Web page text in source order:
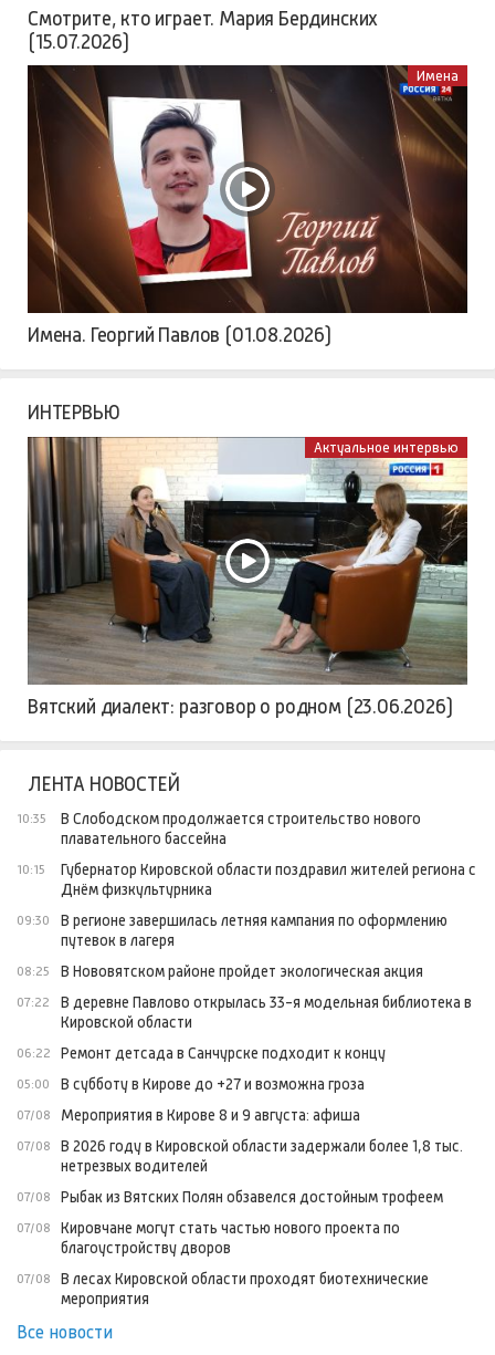
Смотрите, кто играет. Мария Бердинских
(15.07.2026)
Имена
Имена. Георгий Павлов (01.08.2026)
ИНТЕРВЬЮ
Актуальное интервью
Вятский диалект: разговор о родном (23.06.2026)
ЛЕНТА НОВОСТЕЙ
10:35
В Слободском продолжается строительство нового
плавательного бассейна
10:15
Губернатор Кировской области поздравил жителей региона с
Днём физкультурника
09:30
В регионе завершилась летняя кампания по оформлению
путевок в лагеря
08:25 В Нововятском районе пройдет экологическая акция
07:22
В деревне Павлово открылась 33-я модельная библиотека в
Кировской области
06:22 Ремонт детсада в Санчурске подходит к концу
05:00 В субботу в Кирове до +27 и возможна гроза
07/08 Мероприятия в Кирове 8 и 9 августа: афиша
07/08
В 2026 году в Кировской области задержали более 1,8 тыс.
нетрезвых водителей
07/08 Рыбак из Вятских Полян обзавелся достойным трофеем
07/08
Кировчане могут стать частью нового проекта по
благоустройству дворов
07/08
В лесах Кировской области проходят биотехнические
мероприятия
Все новости